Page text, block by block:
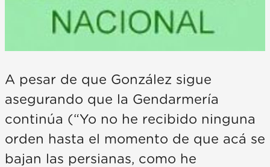
A pesar de que González sigue
asegurando que la Gendarmería
continúa (“Yo no he recibido ninguna
orden hasta el momento de que acá se
bajan las persianas, como he